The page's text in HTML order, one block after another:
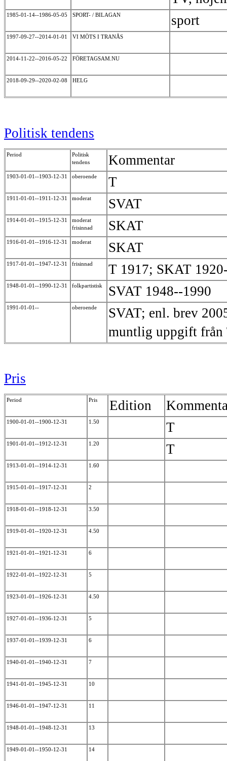
1985-01-14--1986-05-05 SPORT- / BILAGAN sport
1997-09-27--2014-01-01 VI MÖTS I TRANÅS
2014-11-22--2016-05-22 FÖRETAGSAM.NU
2018-09-29--2020-02-08 HELG
Politisk tendens
Period
Politisk
tendens
Kommentar
1903-01-01--1903-12-31 oberoende T
1911-01-01--1911-12-31 moderat SVAT
1914-01-01--1915-12-31
moderat
frisinnad
SKAT
1916-01-01--1916-12-31 moderat SKAT
1917-01-01--1947-12-31 frisinnad T 1917; SKAT
1948-01-01--1990-12-31 folkpartistisk SVAT 1948--1990
1991-01-01-- oberoende
SVAT; enl. brev
muntlig uppgift
Pris
Period Pris Edition
1900-01-01--1900-12-31 1.50 T
1901-01-01--1912-12-31 1.20 T
1913-01-01--1914-12-31 1.60
1915-01-01--1917-12-31 2
1918-01-01--1918-12-31 3.50
1919-01-01--1920-12-31 4.50
1921-01-01--1921-12-31 6
1922-01-01--1922-12-31 5
1923-01-01--1926-12-31 4.50
1927-01-01--1936-12-31 5
1937-01-01--1939-12-31 6
1940-01-01--1940-12-31 7
1941-01-01--1945-12-31 10
1946-01-01--1947-12-31 11
1948-01-01--1948-12-31 13
1949-01-01--1950-12-31 14